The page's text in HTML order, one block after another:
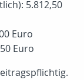
5.812,50
Euro
Euro